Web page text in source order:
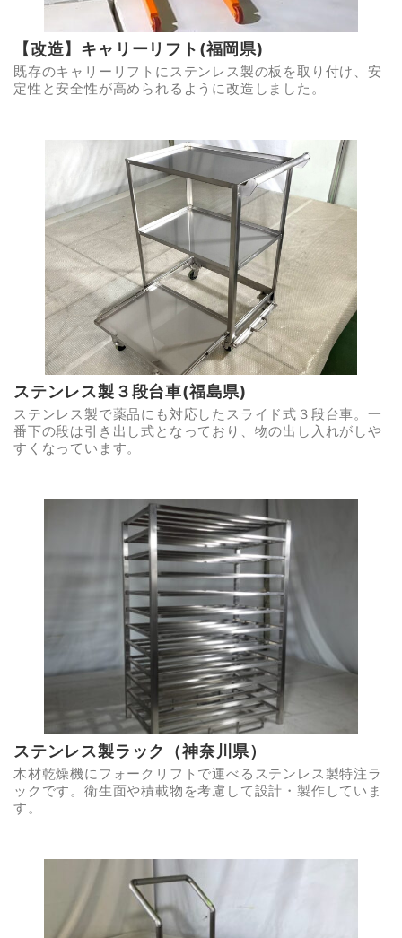
【改造】キャリーリフト(福岡県)
既存のキャリーリフトにステンレス製の板を取り付け、安
定性と安全性が高められるように改造しました。
ステンレス製３段台車(福島県)
ステンレス製で薬品にも対応したスライド式３段台車。一
番下の段は引き出し式となっており、物の出し入れがしや
すくなっています。
ステンレス製ラック（神奈川県）
木材乾燥機にフォークリフトで運べるステンレス製特注ラ
ックです。衛生面や積載物を考慮して設計・製作していま
す。